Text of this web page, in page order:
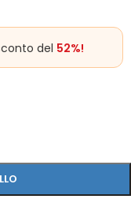
del 52%!